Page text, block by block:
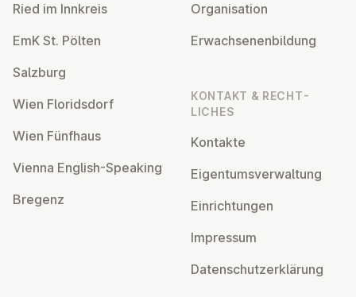
Ried im Innkreis
EmK St. Pölten
Salzburg
Wien Flor­idsdorf
Wien Fünfhaus
Vienna English-Speaking
Bregenz
Or­gan­isa­tion
Er­wach­sen­en­bildung
KONTAKT & RECHT­
LICHES
Kontakte
Ei­gentums­ver­wal­tung
Ein­rich­tun­gen
Impressum
Datens­chutzerklärung